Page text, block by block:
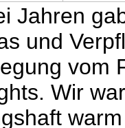
Jahren
und
vom
Wir